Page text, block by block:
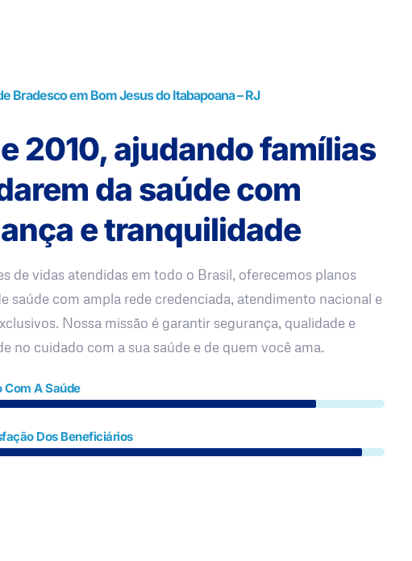
Bradesco em Bom Jesus do Itabapoana – RJ
2010, ajudando famílias
da saúde com
e tranquilidade
de vidas atendidas em todo o Brasil, oferecemos planos
saúde com ampla rede credenciada, atendimento nacional e
Nossa missão é garantir segurança, qualidade e
no cuidado com a sua saúde e de quem você ama.
A Saúde
Dos Beneficiários